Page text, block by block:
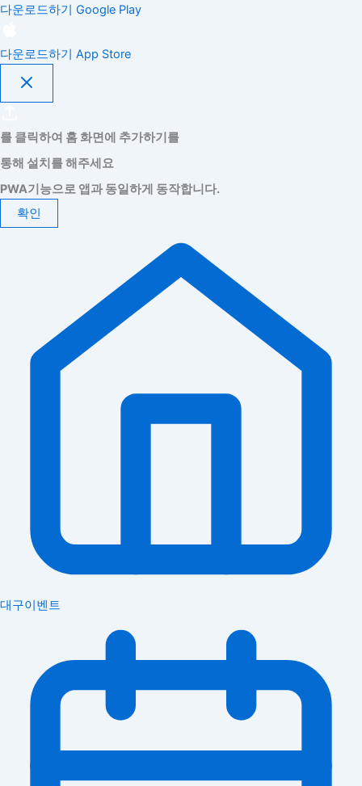
다운로드하기 Google Play
다운로드하기 App Store
를 클릭하여 홈 화면에 추가하기를
통해 설치를 해주세요
PWA기능으로 앱과 동일하게 동작합니다.
확인
대구이벤트